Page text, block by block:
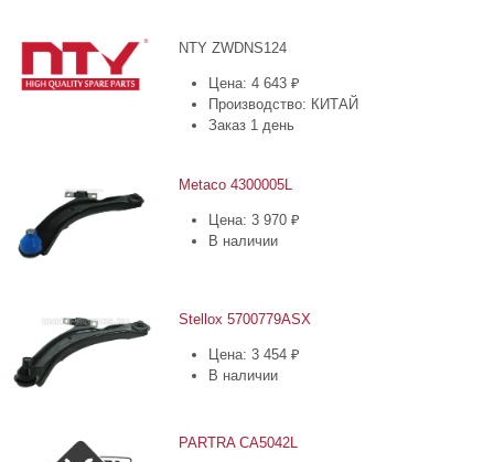
NTY ZWDNS124
Цена: 4 643 ₽
Производство: КИТАЙ
Заказ 1 день
Metaco 4300005L
Цена: 3 970 ₽
В наличии
Stellox 5700779ASX
Цена: 3 454 ₽
В наличии
PARTRA CA5042L